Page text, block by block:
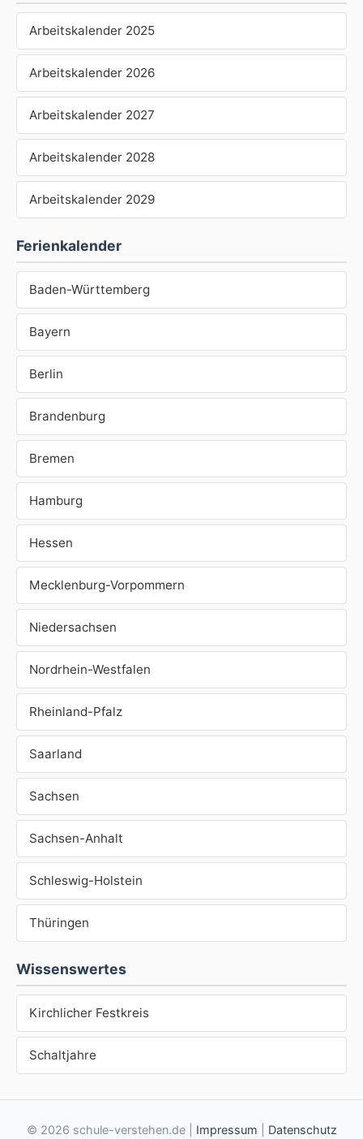
Arbeitskalender 2025
Arbeitskalender 2026
Arbeitskalender 2027
Arbeitskalender 2028
Arbeitskalender 2029
Ferienkalender
Baden-Württemberg
Bayern
Berlin
Brandenburg
Bremen
Hamburg
Hessen
Mecklenburg-Vorpommern
Niedersachsen
Nordrhein-Westfalen
Rheinland-Pfalz
Saarland
Sachsen
Sachsen-Anhalt
Schleswig-Holstein
Thüringen
Wissenswertes
Kirchlicher Festkreis
Schaltjahre
© 2026 schule-verstehen.de | Impressum Datenschutz